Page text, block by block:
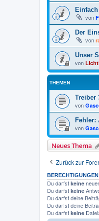
von
Der
von
Unser
von
THEMEN
Treiber
von
Fehler:
von
Neues Thema
Zurück zur
Du darfst keine
Du darfst keine
Du darfst deine
Du darfst deine
Du darfst keine